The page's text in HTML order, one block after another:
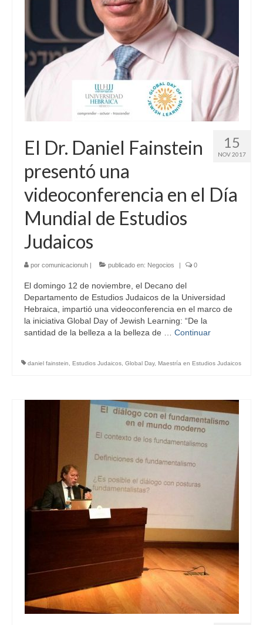
15
NOV 2017
El Dr. Daniel Fainstein
presentó una
videoconferencia en el Día
Mundial de Estudios
Judaicos
por comunicacionuh | publicado en: Negocios | 0
El domingo 12 de noviembre, el Decano del
Departamento de Estudios Judaicos de la Universidad
Hebraica, impartió una videoconferencia en el marco de
la iniciativa Global Day of Jewish Learning: “De la
santidad de la belleza a la belleza de … Continuar
daniel fainstein Estudios Judaicos Global Day, Maestría en Estudios Judaicos